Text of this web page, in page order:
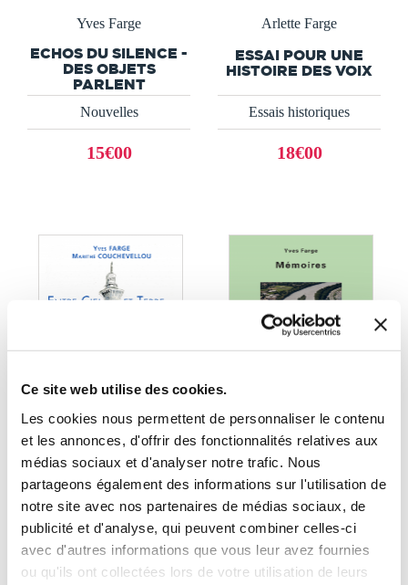
Ce site web utilise des cookies.
Les cookies nous permettent de personnaliser le contenu
et les annonces, d'offrir des fonctionnalités relatives aux
médias sociaux et d'analyser notre trafic. Nous
partageons également des informations sur l'utilisation de
notre site avec nos partenaires de médias sociaux, de
publicité et d'analyse, qui peuvent combiner celles-ci
avec d'autres informations que vous leur avez fournies
ou qu'ils ont collectées lors de votre utilisation de leurs
Yves Farge
ECHOS DU SILENCE -
DES OBJETS
PARLENT
Nouvelles
15€00
Arlette Farge
ESSAI POUR UNE
HISTOIRE DES VOIX
Essais historiques
18€00
(0 avis)
Yves Farge et Marithé
Couchevellou
ENTRE CIEL ET
TERRE CHRONIQUE
BRETONNE
(0 avis)
Yves Farge
MÉMOIRES TOME II